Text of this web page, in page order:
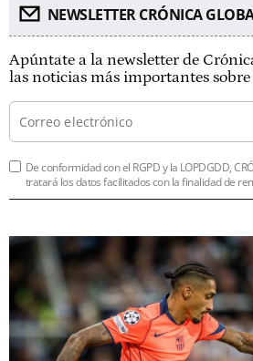
NEWSLETTER CRÓNICA
Apúntate a la newsletter de
las noticias más importantes
De conformidad con el RGPD y la LOPDGDD,
tratará los datos facilitados con la finalidad de